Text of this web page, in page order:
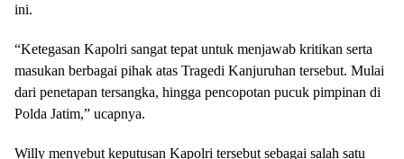
ini.
“Ketegasan Kapolri sangat tepat untuk menjawab kritikan serta
masukan berbagai pihak atas Tragedi Kanjuruhan tersebut. Mulai
dari penetapan tersangka, hingga pencopotan pucuk pimpinan di
Polda Jatim,” ucapnya.
Willy menyebut keputusan Kapolri tersebut sebagai salah satu